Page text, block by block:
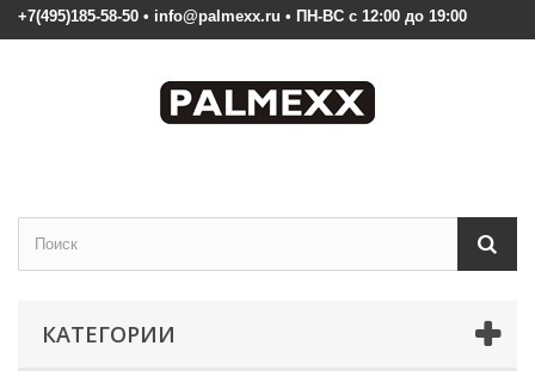
+7(495)185-58-50 • info@palmexx.ru • ПН-ВС с 12:00 до 19:00
КАТЕГОРИИ